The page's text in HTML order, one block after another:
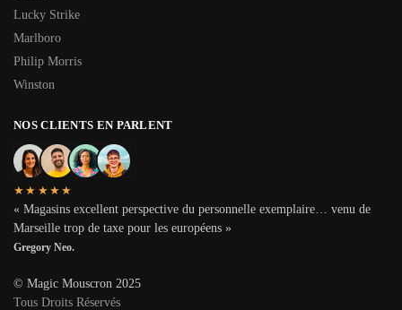
Lucky Strike
Marlboro
Philip Morris
Winston
NOS CLIENTS EN PARLENT
★★★★★
« Magasins excellent perspective du personnelle exemplaire… venu de
Marseille trop de taxe pour les européens »
Gregory Neo.
© Magic Mouscron 2025
Tous Droits Réservés